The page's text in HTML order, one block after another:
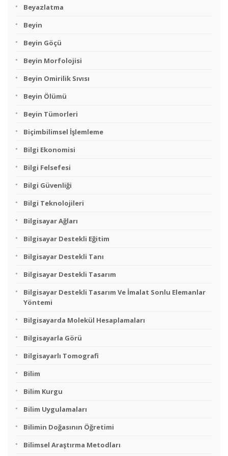
Beyazlatma
Beyin
Beyin Göçü
Beyin Morfolojisi
Beyin Omirilik Sıvısı
Beyin Ölümü
Beyin Tümorleri
Biçimbilimsel İşlemleme
Bilgi Ekonomisi
Bilgi Felsefesi
Bilgi Güvenliği
Bilgi Teknolojileri
Bilgisayar Ağları
Bilgisayar Destekli Eğitim
Bilgisayar Destekli Tanı
Bilgisayar Destekli Tasarım
Bilgisayar Destekli Tasarım Ve İmalat Sonlu Elemanlar
Yöntemi
Bilgisayarda Molekül Hesaplamaları
Bilgisayarla Görü
Bilgisayarlı Tomografi
Bilim
Bilim Kurgu
Bilim Uygulamaları
Bilimin Doğasının Öğretimi
Bilimsel Araştırma Metodları